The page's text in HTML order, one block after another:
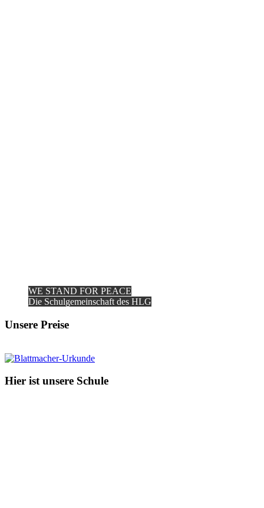
WE STAND FOR PEACE
Die Schulgemeinschaft des HLG
Unsere Preise
Hier ist unsere Schule